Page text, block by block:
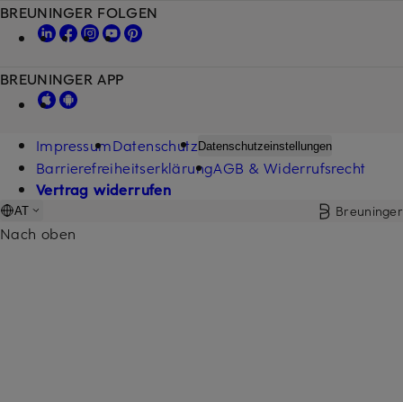
BREUNINGER FOLGEN
BREUNINGER APP
ImpressumDatenschutzDatenschutzeinstellungen
BarrierefreiheitserklärungAGB & Widerrufsrecht
Vertrag widerrufen
AT Breuninger
Nach oben